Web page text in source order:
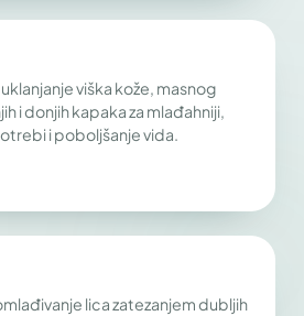
viška kože, masnog
i donjih kapaka za mlađahniji,
i poboljšanje vida.
lica zatezanjem dubljih